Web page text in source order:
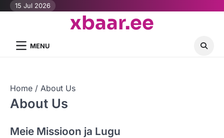
Skip15 Jul 2026
xbaar.ee
MENU
Home About Us
About Us
Meie Missioon ja Lugu